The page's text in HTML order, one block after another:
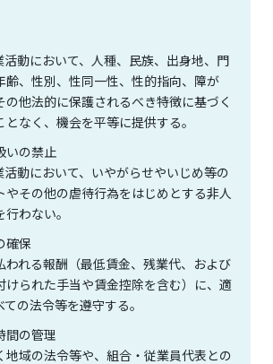
活動において、人種、民族、出身地、門
齢、性別、性同一性、性的指向、障が
の他法的に保護されるべき特徴に基づく
となく、機会を平等に提供する。
いの禁止
活動において、いやがらせやいじめ等の
やその他の虐待行為をはじめとする非人
わない。
確保
われる報酬（最低賃金、残業代、および
けられた手当や賃金控除を含む）に、適
ての法令等を遵守する｡
間の管理
地域の法令等や、組合・従業員代表との